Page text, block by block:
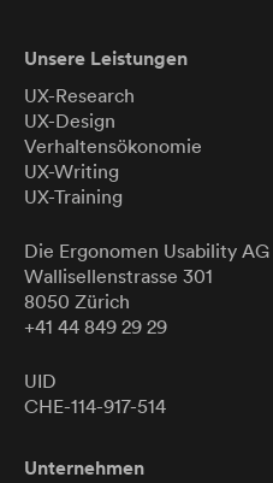
Unsere Leistungen
UX-Research
UX-Design
Verhaltensökonomie
UX-Writing
UX-Training
Die Ergonomen Usability AG
Wallisellenstrasse 301
8050 Zürich
+41 44 849 29 29
UID
CHE-114-917-514
Unternehmen